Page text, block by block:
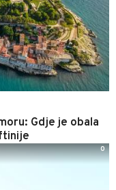
Gdje je obala
0